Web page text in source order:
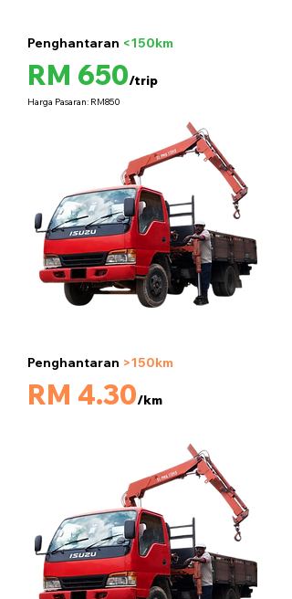
Penghantaran <150km
RM 650/trip
Harga Pasaran: RM850
Penghantaran >150km
RM 4.30/km